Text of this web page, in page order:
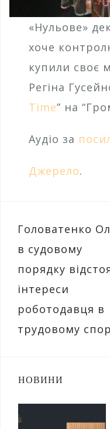
«Нульове»
хоче
купили своє
Регіна
Time” на
Аудіо за
Джерело.
Навігація
записів
Головатенко
в судовому
порядку
інтереси
роботодавця в
трудовому
НОВИНИ